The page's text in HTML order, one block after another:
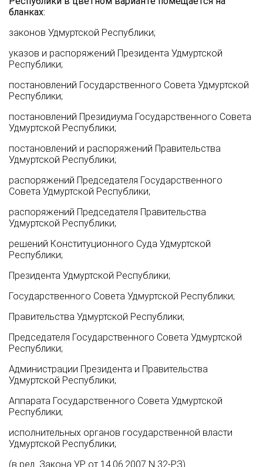
бланках:
законов Удмуртской Республики;
указов и распоряжений Президента Удмуртской
Республики;
постановлений Государственного Совета Удмуртской
Республики;
постановлений Президиума Государственного Совета
Удмуртской Республики;
постановлений и распоряжений Правительства
Удмуртской Республики;
распоряжений Председателя Государственного
Совета Удмуртской Республики;
распоряжений Председателя Правительства
Удмуртской Республики;
решений Конституционного Суда Удмуртской
Республики;
Президента Удмуртской Республики;
Государственного Совета Удмуртской Республики;
Правительства Удмуртской Республики;
Председателя Государственного Совета Удмуртской
Республики;
Администрации Президента и Правительства
Удмуртской Республики;
Аппарата Государственного Совета Удмуртской
Республики;
исполнительных органов государственной власти
Удмуртской Республики;
(в ред. Закона УР от 14.06.2007 N 32-РЗ)